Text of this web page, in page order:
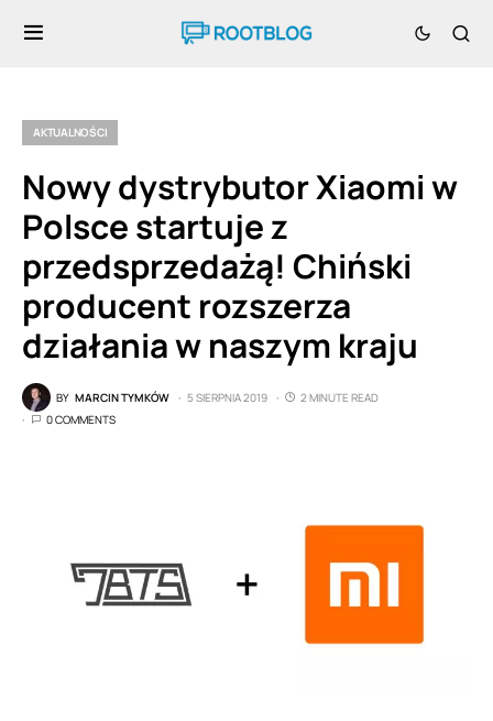
AKTUALNOŚCI
Nowy dystrybutor Xiaomi w
Polsce startuje z
przedsprzedażą! Chiński
producent rozszerza
działania w naszym kraju
BY MARCIN TYMKÓW 5 SIERPNIA 2019
2 MINUTE READ
0 COMMENTS